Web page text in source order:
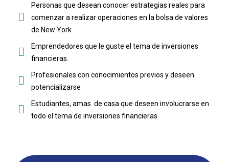
Personas que desean conocer estrategias reales para
comenzar a realizar operaciones en la bolsa de valores
de New York.
Emprendedores que le guste el tema de inversiones
financieras.
Profesionales con conocimientos previos y deseen
potencializarse
Estudiantes, amas de casa que deseen involucrarse en
todo el tema de inversiones financieras